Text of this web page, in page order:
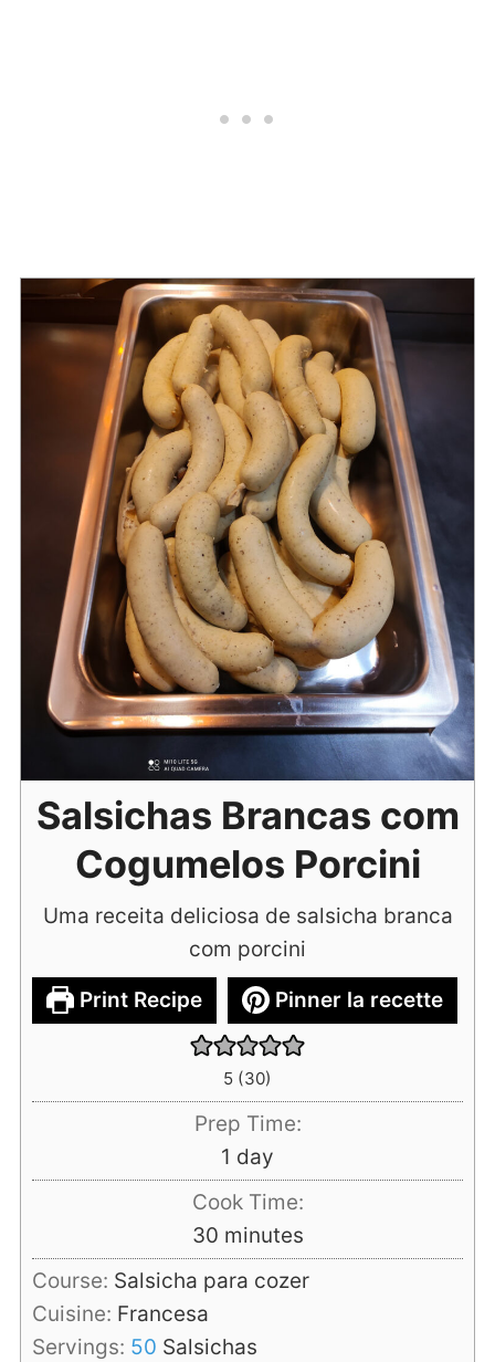
Salsichas Brancas com
Cogumelos Porcini
Uma receita deliciosa de salsicha branca
com porcini
Print Recipe
Pinner la recette
5 (30)
Prep Time:
1 day
day
Cook Time:
30minutes
minutes
Course: Salsicha para cozer
Cuisine: Francesa
Servings: 50 Salsichas